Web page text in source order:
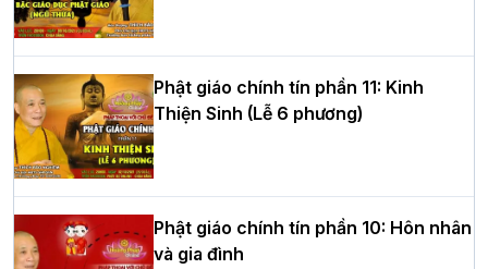
tư của Khóa sinh hoạt Phật pháp mùa
hè tại chùa Bằng
HT.Thích Thọ Lạc được suy cử làm tân
Trưởng BTS GHPGVN tỉnh Nghệ An
Phật giáo chính tín phần 11: Kinh
Thiện Sinh (Lễ 6 phương)
Phật giáo chính tín phần 10: Hôn nhân
và gia đình